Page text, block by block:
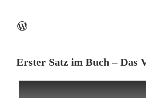
WordPress
Erster Satz im Buch – Das